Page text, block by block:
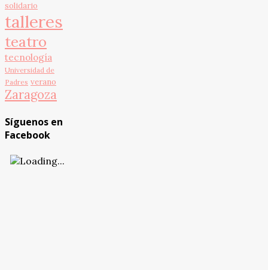
solidario
talleres
teatro
tecnología
Universidad de
Padres verano
Zaragoza
Síguenos en
Facebook